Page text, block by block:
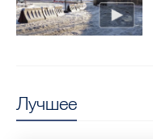
Лучшее